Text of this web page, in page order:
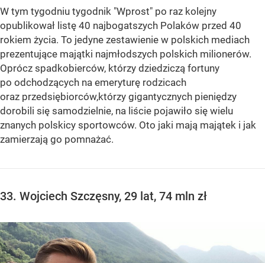
W tym tygodniu tygodnik "Wprost" po raz kolejny
opublikował listę 40 najbogatszych Polaków przed 40
rokiem życia. To jedyne zestawienie w polskich mediach
prezentujące majątki najmłodszych polskich milionerów.
Oprócz spadkobierców, którzy dziedziczą fortuny
po odchodzących na emeryturę rodzicach
oraz przedsiębiorców,którzy gigantycznych pieniędzy
dorobili się samodzielnie, na liście pojawiło się wielu
znanych polskicy sportowców. Oto jaki mają majątek i jak
zamierzają go pomnażać.
33. Wojciech Szczęsny, 29 lat, 74 mln zł